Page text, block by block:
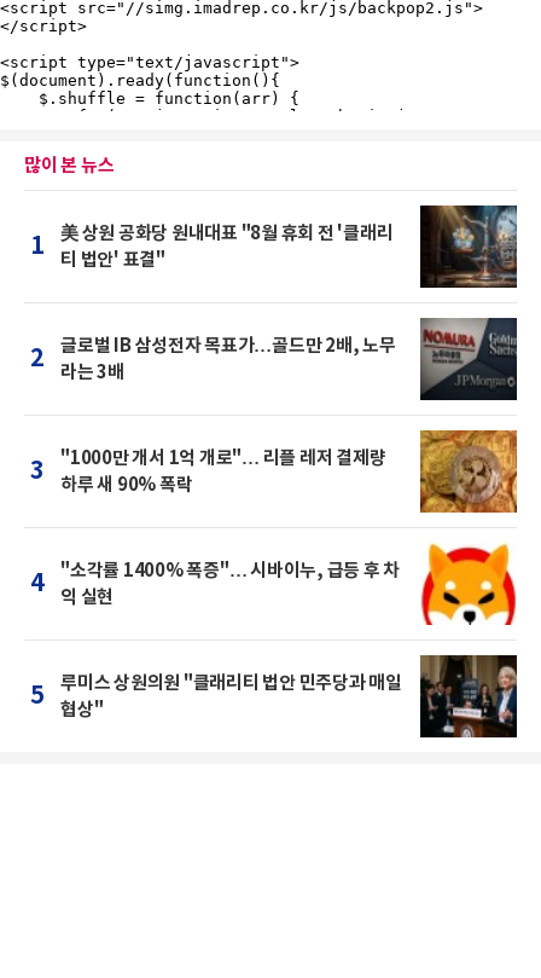
많이 본 뉴스
1
美 상원 공화당 원내대표 "8월 휴회 전 '클래리
티 법안' 표결"
2
글로벌 IB 삼성전자 목표가…골드만 2배, 노무
라는 3배
3
"1000만 개서 1억 개로"… 리플 레저 결제량
하루 새 90% 폭락
4
"소각률 1400% 폭증"… 시바이누, 급등 후 차
익 실현
5
루미스 상원의원 "클래리티 법안 민주당과 매일
협상"